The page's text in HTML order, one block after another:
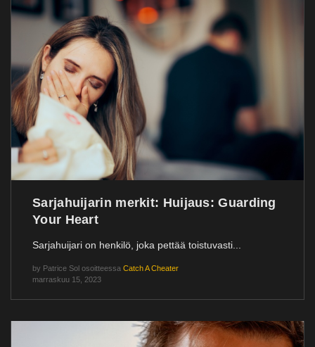
Sarjahuijarin merkit: Huijaus: Guarding
Your Heart
Sarjahuijari on henkilö, joka pettää toistuvasti...
by Patrice Sol osoitteessa Catch A Cheater
marraskuu 15, 2023